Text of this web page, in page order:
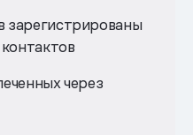
зарегистрированы
через